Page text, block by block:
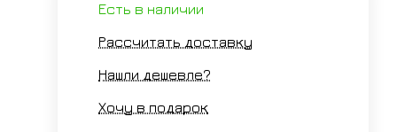
Есть в наличии
Рассчитать доставку
Нашли дешевле?
Хочу в подарок